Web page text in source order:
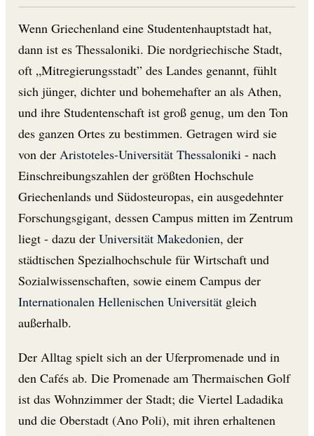
Wenn Griechenland eine Studentenhauptstadt hat,
dann ist es Thessaloniki. Die nordgriechische Stadt,
oft „Mitregierungsstadt” des Landes genannt, fühlt
sich jünger, dichter und bohemehafter an als Athen,
und ihre Studentenschaft ist groß genug, um den Ton
des ganzen Ortes zu bestimmen. Getragen wird sie
von der Aristoteles-Universität Thessaloniki - nach
Einschreibungszahlen der größten Hochschule
Griechenlands und Südosteuropas, ein ausgedehnter
Forschungsgigant, dessen Campus mitten im Zentrum
liegt - dazu der Universität Makedonien, der
städtischen Spezialhochschule für Wirtschaft und
Sozialwissenschaften, sowie einem Campus der
Internationalen Hellenischen Universität gleich
außerhalb.
Der Alltag spielt sich an der Uferpromenade und in
den Cafés ab. Die Promenade am Thermaischen Golf
ist das Wohnzimmer der Stadt; die Viertel Ladadika
und die Oberstadt (Ano Poli), mit ihren erhaltenen